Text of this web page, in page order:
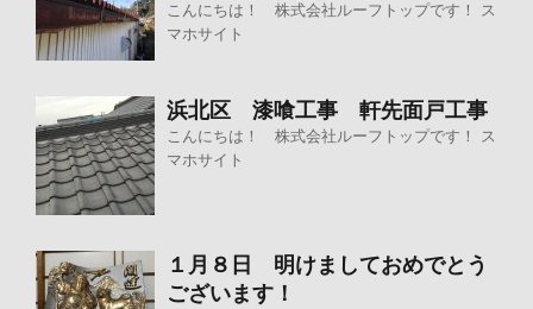
こんにちは！ 株式会社ルーフトップです！ ス
マホサイト
浜北区 漆喰工事 軒先面戸工事
こんにちは！ 株式会社ルーフトップです！ ス
マホサイト
１月８日 明けましておめでとう
ございます！